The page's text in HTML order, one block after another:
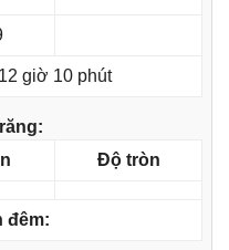
12 giờ 10 phút
Độ tròn
đêm: